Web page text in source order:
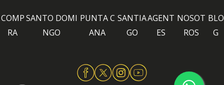
COMP
RA
SANTO DOMI
NGO
PUNTA C
ANA
SANTIA
GO
AGENT
ES
NOSOT
ROS
BLO
G